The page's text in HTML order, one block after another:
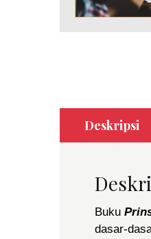
Deskripsi
Buku
dasar-